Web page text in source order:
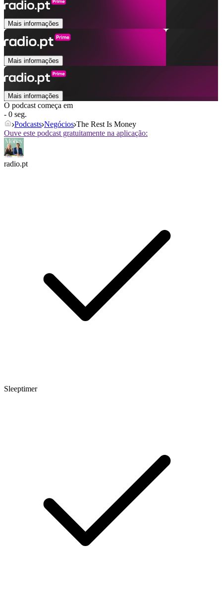
Mais informações
Mais informações
Mais informações
O podcast começa em
- 0 seg.
Podcasts Negócios The Rest Is Money
Ouve este podcast gratuitamente na aplicação:
radio.pt
Sleeptimer